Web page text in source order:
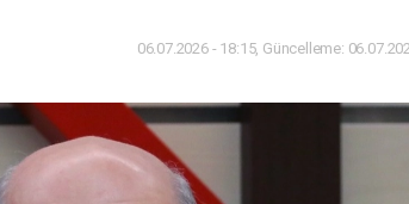
06.07.2026 - 18:15, Güncelleme: